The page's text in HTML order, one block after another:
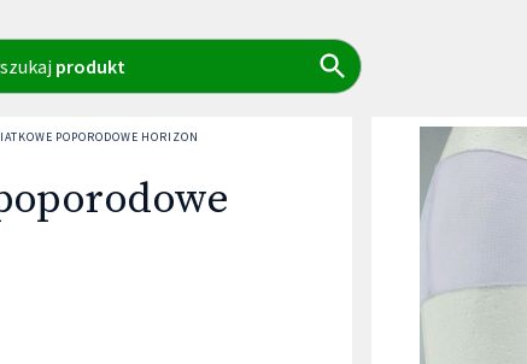
produkt
POPORODOWE HORIZON